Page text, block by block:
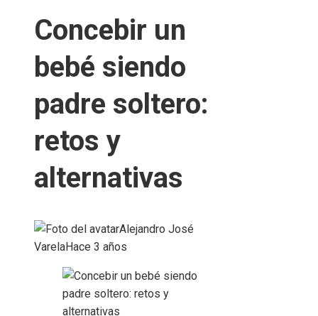
Concebir un
bebé siendo
padre soltero:
retos y
alternativas
Alejandro José
VarelaHace 3 años